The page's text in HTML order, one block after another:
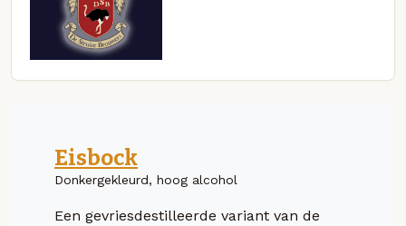
Eisbock
Donkergekleurd, hoog alcohol
Een gevriesdestilleerde variant van de